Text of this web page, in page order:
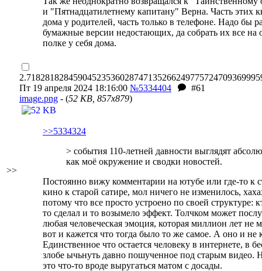
и "Пятнадцатилетнему капитану" Верна. Часть этих
дома у родителей, часть только в телефоне. Надо бы
бумажные версии недостающих, да собрать их все на
полке у себя дома.
>>
Пт 19 апреля 2024 18:16:00 №5334404
#61
imаge.png - (52 KB, 857x879)
>>5334324
> события 110-летней давности выглядят
как моё окружение и сводки новостей.
Постоянно вижу комментарии на ютубе или где-то к
кино к старой сатире, мол ничего не изменилось,
потому что все просто устроено по своей структуре:
то сделал и то возымело эффект. Толчком может
любая человеческая эмоция, которая миллион лет не
вот и кажется что тогда было то же самое. А оно и не
Единственное что остается человеку в интернете, в
злобе ычьнуть давно пошученное под старым видео.
это что-то вроде выругаться матом с досады.